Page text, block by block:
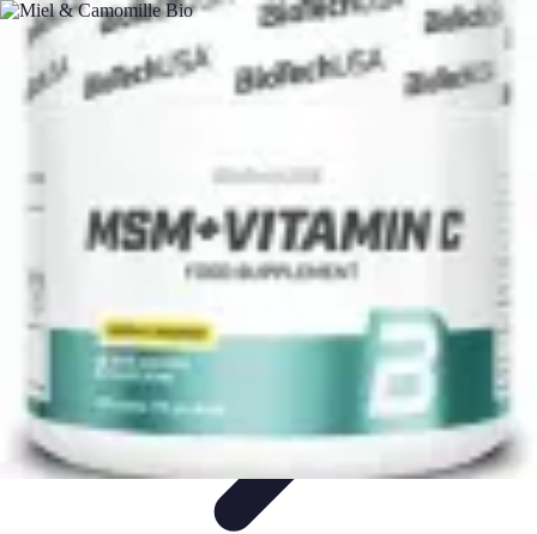
Relaxation Pour Tous
Relaxation et Bien-être
Techniques de Relaxation Méditation
être et NaturePratiques de relaxation